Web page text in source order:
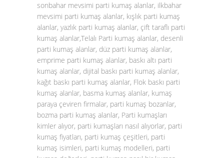
sonbahar mevsimi parti kumaş alanlar, ilkbahar
mevsimi parti kumaş alanlar, kışlık parti kumaş
alanlar, yazlık parti kumaş alanlar, çift taraflı parti
kumaş alanlar,Telalı Parti kumaş alanlar, desenli
parti kumaş alanlar, düz parti kumaş alanlar,
emprime parti kumaş alanlar, baskı altı parti
kumaş alanlar, dijital baskı parti kumaş alanlar,
kağıt baskı parti kumaş alanlar, Flok baskı parti
kumaş alanlar, basma kumaş alanlar, kumaş
paraya çeviren firmalar, parti kumaş bozanlar,
bozma parti kumaş alanlar, Parti kumaşları
kimler alıyor, parti kumaşları nasıl alıyorlar, parti
kumaş fiyatları, parti kumaş çeşitleri, parti
kumaş isimleri, parti kumaş modelleri, parti